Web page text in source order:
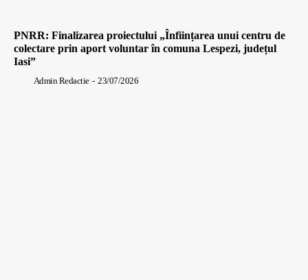
PNRR: Finalizarea proiectului „Înființarea unui centru de
colectare prin aport voluntar în comuna Lespezi, județul
Iasi”
Admin Redactie - 23/07/2026